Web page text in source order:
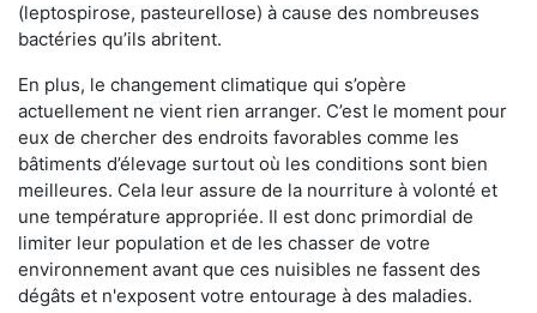
(leptospirose, pasteurellose) à cause des nombreuses
bactéries qu’ils abritent.
En plus, le changement climatique qui s’opère
actuellement ne vient rien arranger. C’est le moment pour
eux de chercher des endroits favorables comme les
bâtiments d’élevage surtout où les conditions sont bien
meilleures. Cela leur assure de la nourriture à volonté et
une température appropriée. Il est donc primordial de
limiter leur population et de les chasser de votre
environnement avant que ces nuisibles ne fassent des
dégâts et n'exposent votre entourage à des maladies.